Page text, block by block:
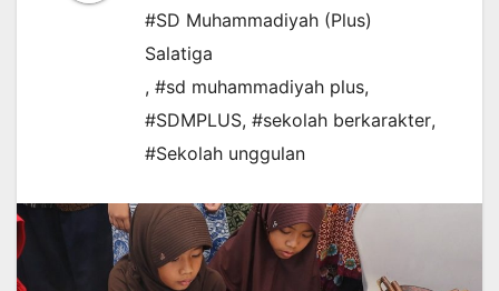
#SD Muhammadiyah (Plus)
Salatiga
, #sd muhammadiyah plus,
#SDMPLUS, #sekolah berkarakter,
#Sekolah unggulan